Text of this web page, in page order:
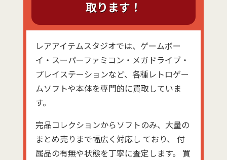
取ります！
レアアイテムスタジオでは、ゲームボー
イ・スーパーファミコン・メガドライブ・
プレイステーションなど、各種レトロゲー
ムソフトや本体を専門的に買取していま
す。
完品コレクションからソフトのみ、大量の
まとめ売りまで幅広く対応し ており、 付
属品の有無や状態を丁寧に査定します。 買